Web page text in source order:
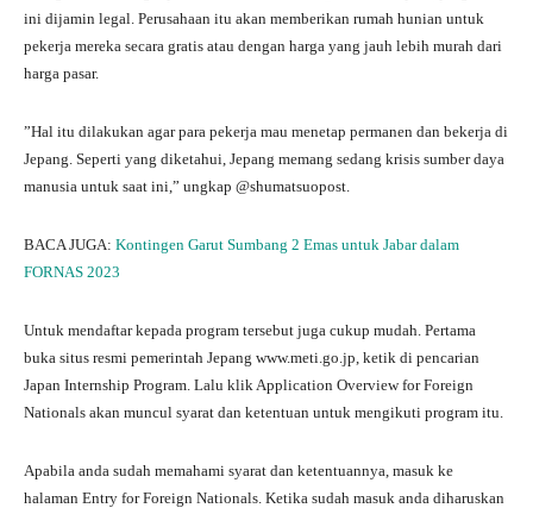
ini dijamin legal. Perusahaan itu akan memberikan rumah hunian untuk
pekerja mereka secara gratis atau dengan harga yang jauh lebih murah dari
harga pasar.
”Hal itu dilakukan agar para pekerja mau menetap permanen dan bekerja di
Jepang. Seperti yang diketahui, Jepang memang sedang krisis sumber daya
manusia untuk saat ini,” ungkap @shumatsuopost.
BACA JUGA: Kontingen Garut Sumbang 2 Emas untuk Jabar dalam
FORNAS 2023
Untuk mendaftar kepada program tersebut juga cukup mudah. Pertama
buka situs resmi pemerintah Jepang www.meti.go.jp, ketik di pencarian
Japan Internship Program. Lalu klik Application Overview for Foreign
Nationals akan muncul syarat dan ketentuan untuk mengikuti program itu.
Apabila anda sudah memahami syarat dan ketentuannya, masuk ke
halaman Entry for Foreign Nationals. Ketika sudah masuk anda diharuskan